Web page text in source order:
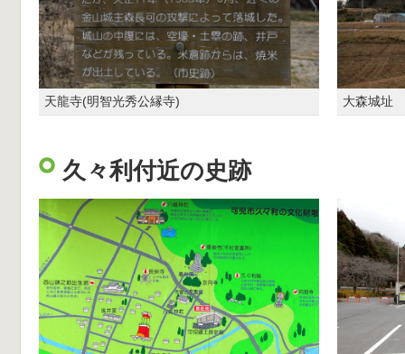
天龍寺(明智光秀公縁寺) 大森城址
久々利付近の史跡